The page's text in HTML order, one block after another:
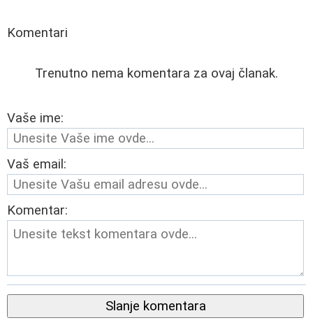
Komentari
Trenutno nema komentara za ovaj članak.
Vaše ime:
Vaš email:
Komentar:
Slanje komentara